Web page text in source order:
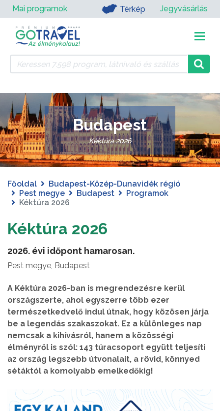
Mai programok Térkép Jegyvásárlás
Budapest
Kéktúra 2026
Főoldal
Budapest-Közép-Dunavidék régió
Pest megye
Budapest
Programok
Kéktúra 2026
Kéktúra 2026
2026. évi időpont hamarosan.
Pest megye, Budapest
A Kéktúra 2026-ban is megrendezésre kerül
országszerte, ahol egyszerre több ezer
természetkedvelő indul útnak, hogy közösen járja
be a legendás szakaszokat. Ez a különleges nap
nemcsak a kihívásról, hanem a közösségi
élményről is szól: 143 túracsoport együtt teljesíti
az ország legszebb útvonalait, a rövid, könnyed
sétáktól a komolyabb emelkedőkig!